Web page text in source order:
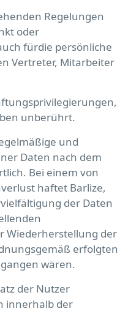
Regelungen
oder
fürdie persönliche
Vertreter, Mitarbeiter
unberührt.
und
Daten nach dem
Bei einem von
haftet Barlize,
der Daten
Wiederherstellung der
erfolgten
wären.
der Nutzer
innerhalb der